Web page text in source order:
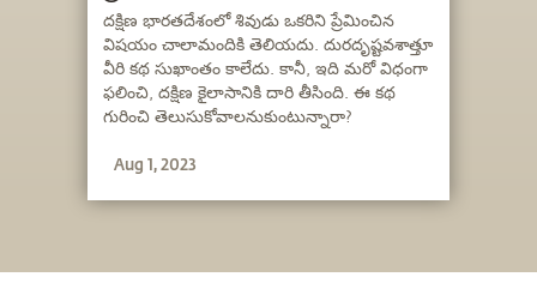
దక్షిణ భారతదేశంలో శివుడు ఒకరిని ప్రేమించిన
విషయం చాలామందికి తెలియదు. దురదృష్టవశాత్తూ
వీరి కథ సుఖాంతం కాలేదు. కానీ, ఇది మరో విధంగా
ఫలించి, దక్షిణ కైలాసానికి దారి తీసింది. ఈ కథ
గురించి తెలుసుకోవాలనుకుంటున్నారా?
Aug 1, 2023